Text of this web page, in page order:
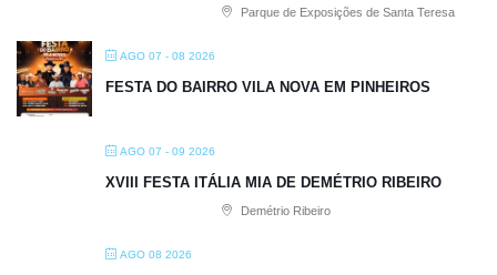
Parque de Exposições de Santa Teresa
AGO 07 - 08 2026
FESTA DO BAIRRO VILA NOVA EM PINHEIROS
AGO 07 - 09 2026
XVIII FESTA ITÁLIA MIA DE DEMÉTRIO RIBEIRO
Demétrio Ribeiro
AGO 08 2026